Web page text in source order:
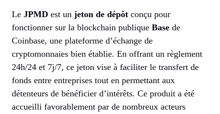
Le JPMD est un jeton de dépôt conçu pour
fonctionner sur la blockchain publique Base de
Coinbase, une plateforme d’échange de
cryptomonnaies bien établie. En offrant un règlement
24h/24 et 7j/7, ce jeton vise à faciliter le transfert de
fonds entre entreprises tout en permettant aux
détenteurs de bénéficier d’intérêts. Ce produit a été
accueilli favorablement par de nombreux acteurs